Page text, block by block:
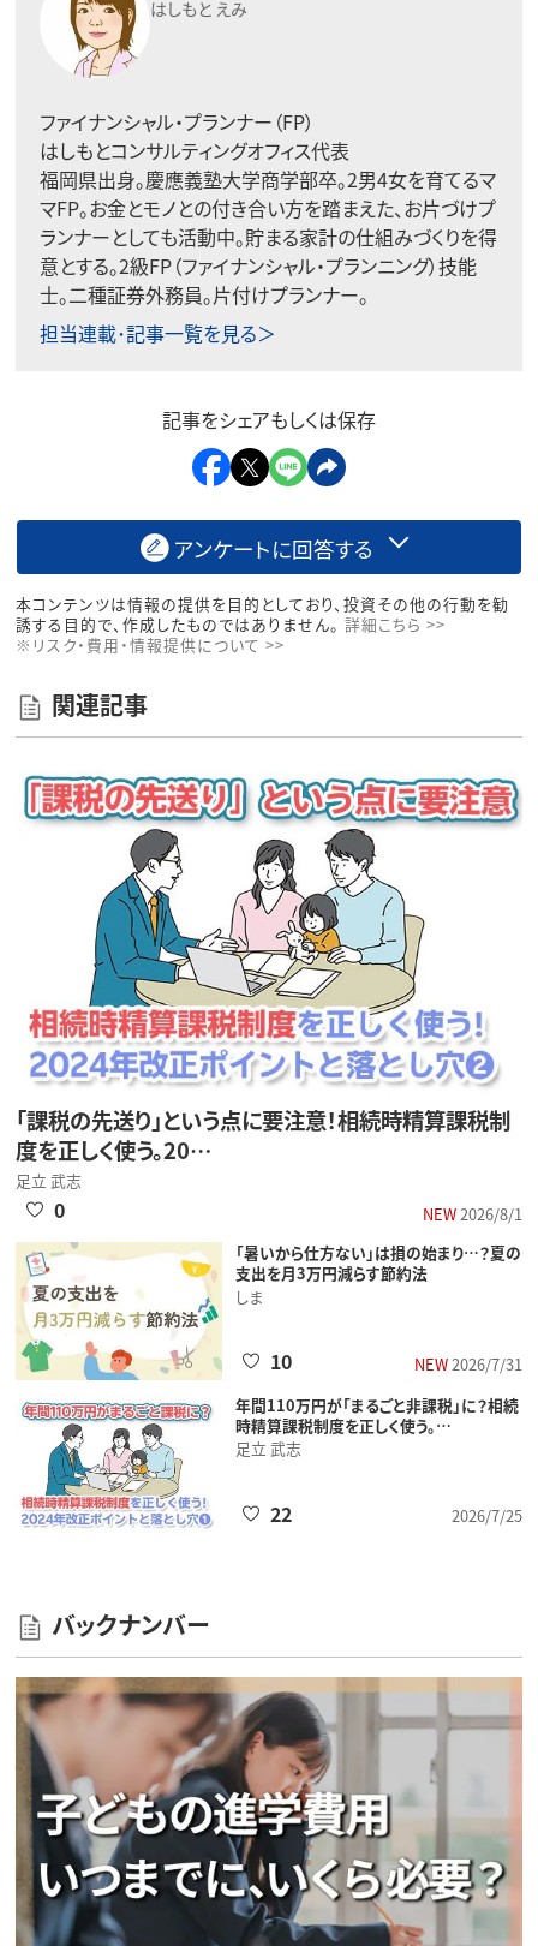
はしもと えみ
ファイナンシャル・プランナー（FP）
はしもとコンサルティングオフィス代表
福岡県出身。慶應義塾大学商学部卒。2男4女を育てるマ
マFP。お金とモノとの付き合い方を踏まえた、お片づけプ
ランナーとしても活動中。貯まる家計の仕組みづくりを得
意とする。2級FP（ファイナンシャル・プランニング）技能
士。二種証券外務員。片付けプランナー。
担当連載･記事一覧を見る＞
記事をシェアもしくは保存
アンケートに回答する
本コンテンツは情報の提供を目的としており、投資その他の行動を勧
誘する目的で、作成したものではありません。 詳細こちら >>
※リスク・費用・情報提供について >>
関連記事
「課税の先送り」という点に要注意！相続時精算課税制
度を正しく使う。20…
足立 武志
NEW2026/8/1
0
「暑いから仕方ない」は損の始まり…？夏の
支出を月3万円減らす節約法
しま
NEW2026/7/31
10
年間110万円が「まるごと非課税」に？相続
時精算課税制度を正しく使う。…
足立 武志
2026/7/25
22
バックナンバー